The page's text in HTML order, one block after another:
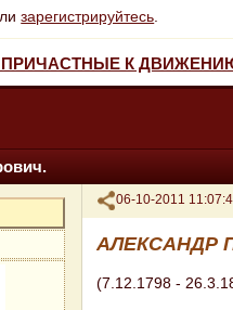
зарегистрируйтесь.
К
Поделиться
06-10-2011
АЛЕКСАНДР
(7.12.1798 -